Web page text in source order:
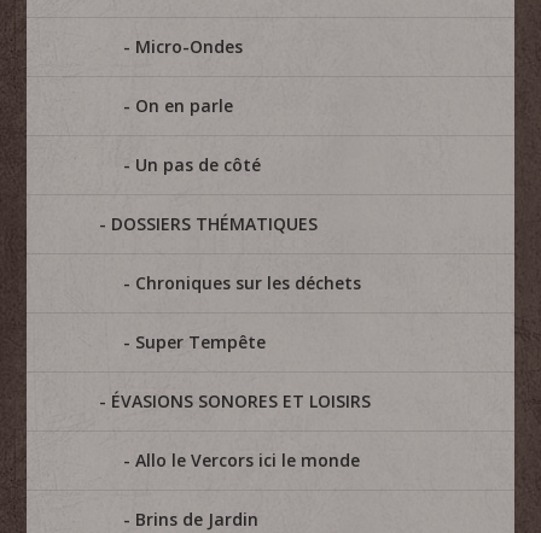
Micro-Ondes
On en parle
Un pas de côté
DOSSIERS THÉMATIQUES
Chroniques sur les déchets
Super Tempête
ÉVASIONS SONORES ET LOISIRS
Allo le Vercors ici le monde
Brins de Jardin